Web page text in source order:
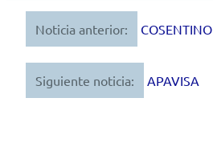
Navegación
de
entradas
Noticia anterior: COSENTINO
Siguiente noticia: APAVISA